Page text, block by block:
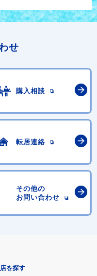
せ
購入相談
転居連絡
その他の
お問い合わせ
を探す